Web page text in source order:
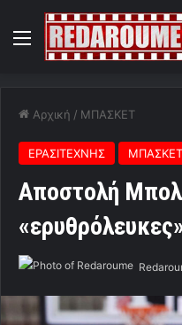
Menu
Αρχική / ΜΠΑΣΚΕΤ
ΕΡΑΣΙΤΕΧΝΗΣ ΜΠΑΣΚΕΤ
Αποστολή